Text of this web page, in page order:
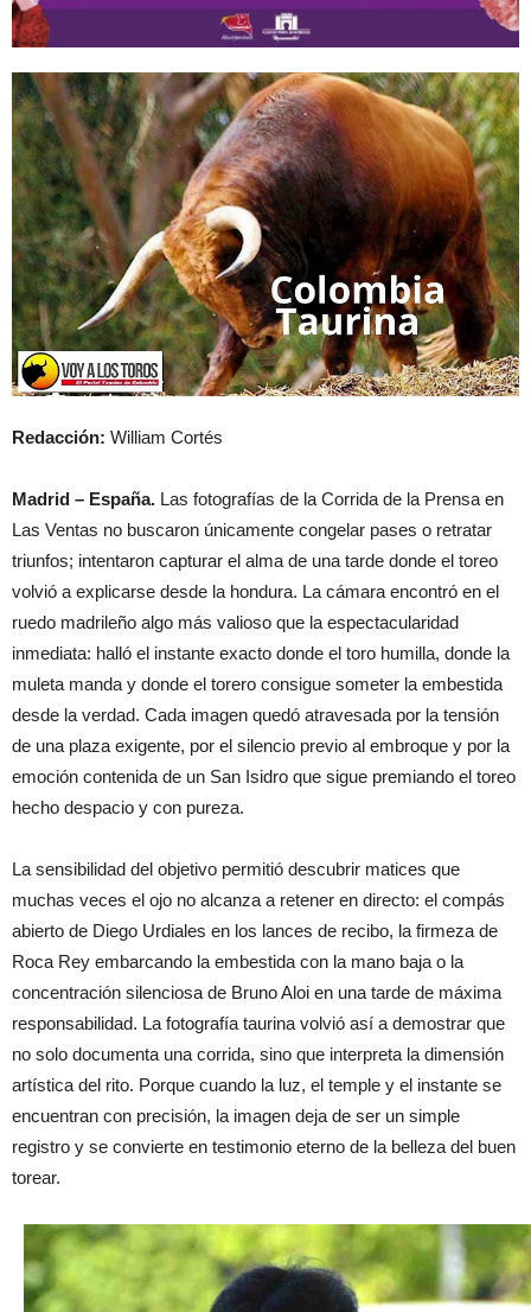
Redacción: William Cortés
Madrid – España. Las fotografías de la Corrida de la Prensa en
Las Ventas no buscaron únicamente congelar pases o retratar
triunfos; intentaron capturar el alma de una tarde donde el toreo
volvió a explicarse desde la hondura. La cámara encontró en el
ruedo madrileño algo más valioso que la espectacularidad
inmediata: halló el instante exacto donde el toro humilla, donde la
muleta manda y donde el torero consigue someter la embestida
desde la verdad. Cada imagen quedó atravesada por la tensión
de una plaza exigente, por el silencio previo al embroque y por la
emoción contenida de un San Isidro que sigue premiando el toreo
hecho despacio y con pureza.
La sensibilidad del objetivo permitió descubrir matices que
muchas veces el ojo no alcanza a retener en directo: el compás
abierto de Diego Urdiales en los lances de recibo, la firmeza de
Roca Rey embarcando la embestida con la mano baja o la
concentración silenciosa de Bruno Aloi en una tarde de máxima
responsabilidad. La fotografía taurina volvió así a demostrar que
no solo documenta una corrida, sino que interpreta la dimensión
artística del rito. Porque cuando la luz, el temple y el instante se
encuentran con precisión, la imagen deja de ser un simple
registro y se convierte en testimonio eterno de la belleza del buen
torear.